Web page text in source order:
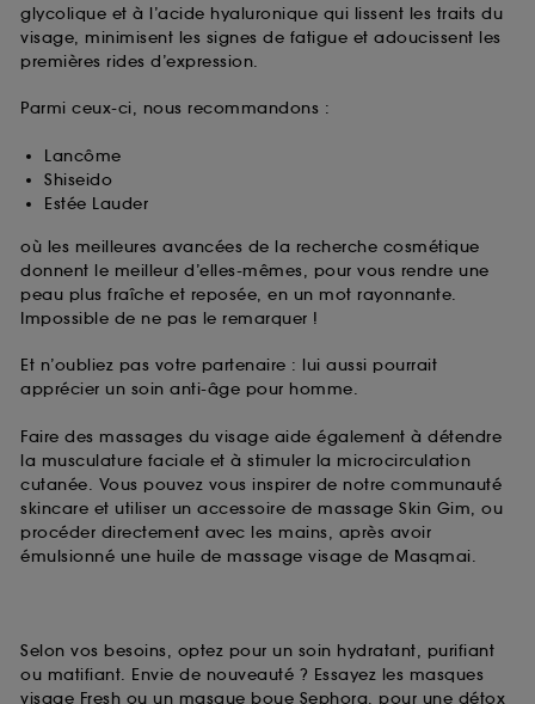
glycolique et à l’acide hyaluronique qui lissent les traits du
visage, minimisent les signes de fatigue et adoucissent les
premières rides d’expression.
Parmi ceux-ci, nous recommandons :
Lancôme
Shiseido
Estée Lauder
où les meilleures avancées de la recherche cosmétique
donnent le meilleur d’elles-mêmes, pour vous rendre une
peau plus fraîche et reposée, en un mot rayonnante.
Impossible de ne pas le remarquer !
Et n’oubliez pas votre partenaire : lui aussi pourrait
apprécier un soin anti-âge pour homme.
Faire des massages du visage aide également à détendre
la musculature faciale et à stimuler la microcirculation
cutanée. Vous pouvez vous inspirer de notre communauté
skincare et utiliser un accessoire de massage Skin Gim, ou
procéder directement avec les mains, après avoir
émulsionné une huile de massage visage de Masqmai.
Selon vos besoins, optez pour un soin hydratant, purifiant
ou matifiant. Envie de nouveauté ? Essayez les masques
visage Fresh ou un masque boue Sephora, pour une détox